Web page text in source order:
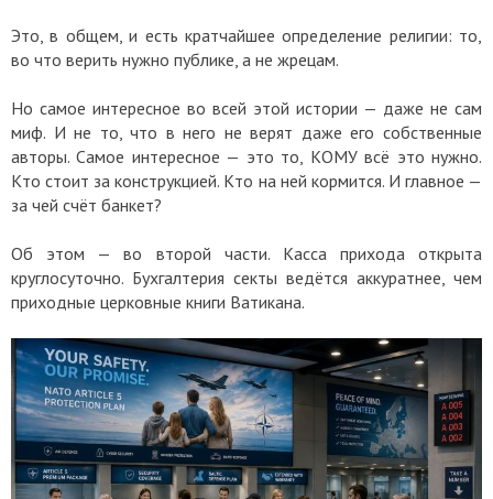
Это, в общем, и есть кратчайшее определение религии: то,
во что верить нужно публике, а не жрецам.
Но самое интересное во всей этой истории — даже не сам
миф. И не то, что в него не верят даже его собственные
авторы. Самое интересное — это то, КОМУ всё это нужно.
Кто стоит за конструкцией. Кто на ней кормится. И главное —
за чей счёт банкет?
Об этом — во второй части. Касса прихода открыта
круглосуточно. Бухгалтерия секты ведётся аккуратнее, чем
приходные церковные книги Ватикана.